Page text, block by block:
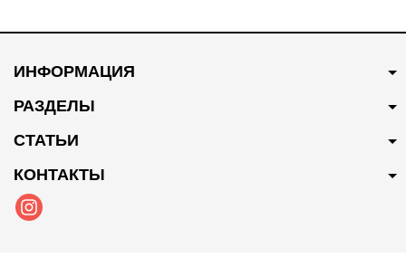
ИНФОРМАЦИЯ
РАЗДЕЛЫ
СТАТЬИ
КОНТАКТЫ